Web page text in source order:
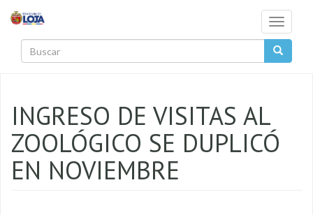
Toggle
INGRESO DE VISITAS AL
ZOOLÓGICO SE DUPLICÓ
EN NOVIEMBRE